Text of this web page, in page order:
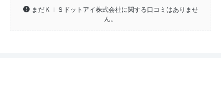
まだＫＩＳドットアイ株式会社に関する口コミはありませ
ん。